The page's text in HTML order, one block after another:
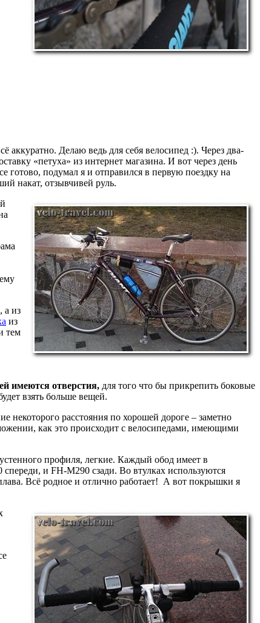
аккуратно. Делаю ведь для себя велосипед :). Через два-
«петуха» из интернет магазина. И вот через день
готово, подумал я и отправился в первую поездку на
накат, отзывчивей руль.
а из
из
тем
имеются отверстия, для того что бы прикрепить боковые
взять больше вещей.
некоторого расстояния по хорошей дороге – заметно
как это происходит с велосипедами, имеющими
профиля, легкие. Каждый обод имеет в
и FH-M290 сзади. Во втулках используются
Всё родное и отлично работает! А вот покрышки я